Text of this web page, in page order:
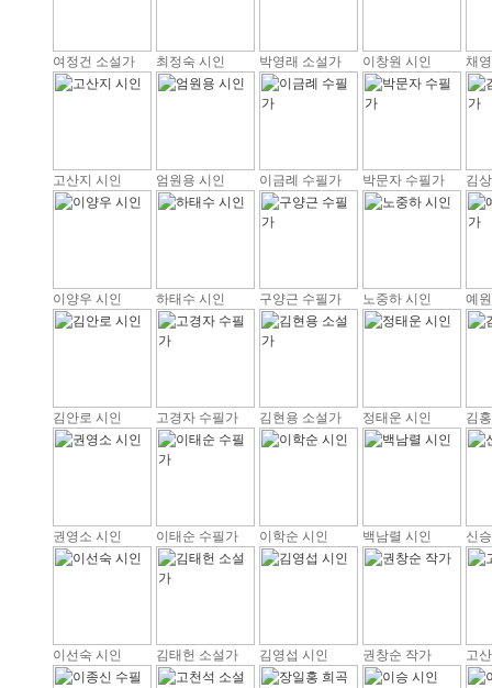
여정건 소설가 최정숙 시인 박영래 소설가 이창원 시인 채
고산지 시인 엄원용 시인 이금례 수필가 박문자 수필가 김
이양우 시인 하태수 시인 구양근 수필가 노중하 시인 예
김안로 시인 고경자 수필가 김현용 소설가 정태운 시인 김
권영소 시인 이태순 수필가 이학순 시인 백남렬 시인 신
이선숙 시인 김태헌 소설가 김영섭 시인 권창순 작가 고